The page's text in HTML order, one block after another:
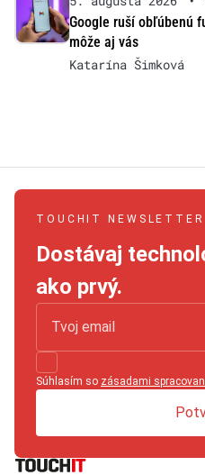
Google ruší obľúbenú
môže aj vás
Katarína Šimková
TOUCHIT NEWSLETTER
Dostávaj
ako prvý.
Súhlasím so zásadami